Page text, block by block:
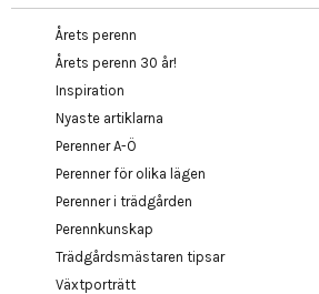
Årets perenn
Årets perenn 30 år!
Inspiration
Nyaste artiklarna
Perenner A-Ö
Perenner för olika lägen
Perenner i trädgården
Perennkunskap
Trädgårdsmästaren tipsar
Växtporträtt